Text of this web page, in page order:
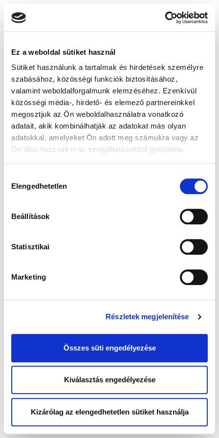
Ez a weboldal sütiket használ
Sütiket használunk a tartalmak és hirdetések személyre
szabásához, közösségi funkciók biztosításához,
valamint weboldalforgalmunk elemzéséhez. Ezenkívül
közösségi média-, hirdető- és elemező partnereinkkel
megosztjuk az Ön weboldalhasználatra vonatkozó
adatait, akik kombinálhatják az adatokat más olyan
adatokkal, amelyeket Ön adott meg számukra vagy az
Ön által használt más szolgáltatásokból gyűjtöttek.
kiválasztása
Elengedhetetlen
Beállítások
Statisztikai
Marketing
Részletek megjelenítése
Összes süti engedélyezése
Kiválasztás engedélyezése
Kizárólag az elengedhetetlen sütiket használja